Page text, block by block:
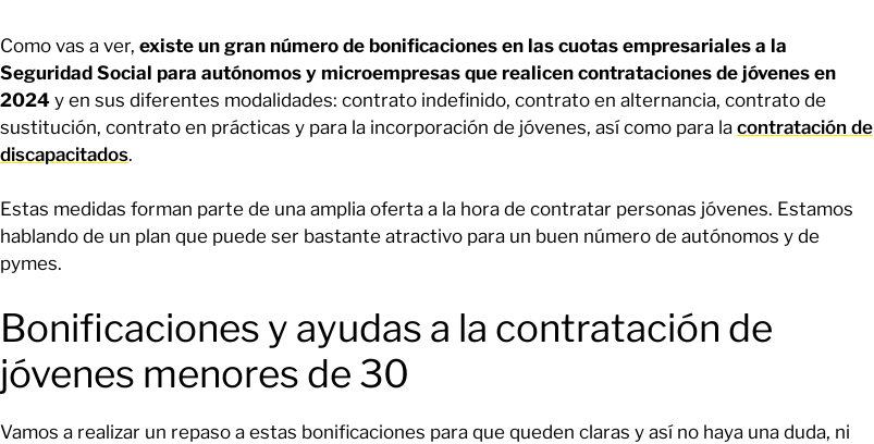
Como vas a ver, existe un gran número de bonificaciones en las cuotas empresariales a la
Seguridad Social para autónomos y microempresas que realicen contrataciones de jóvenes en
2024 y en sus diferentes modalidades: contrato indefinido, contrato en alternancia, contrato de
sustitución, contrato en prácticas y para la incorporación de jóvenes, así como para la contratación de
discapacitados.
Estas medidas forman parte de una amplia oferta a la hora de contratar personas jóvenes. Estamos
hablando de un plan que puede ser bastante atractivo para un buen número de autónomos y de
pymes.
Bonificaciones y ayudas a la contratación de
jóvenes menores de 30
Vamos a realizar un repaso a estas bonificaciones para que queden claras y así no haya una duda, ni